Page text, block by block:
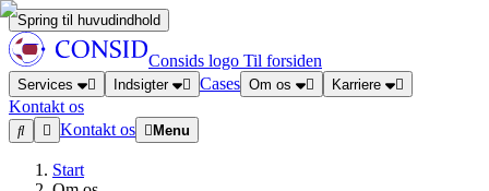
Spring til huvudindhold
Consids logo Til forsiden
Services Indsigter Cases Om os Karriere
Kontakt os
Kontakt os
Menu
Start